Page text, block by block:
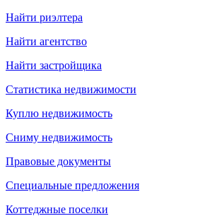
Найти риэлтера
Найти агентство
Найти застройщика
Статистика недвижимости
Куплю недвижимость
Сниму недвижимость
Правовые документы
Специальные предложения
Коттеджные поселки